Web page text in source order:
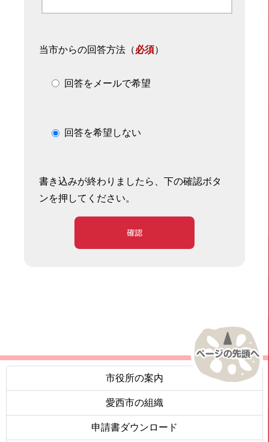
当市からの回答方法 （必須）
回答をメールで希望
回答を希望しない
書き込みが終わりましたら、下の確認ボタ
ンを押してください。
確認
市役所の案内
愛西市の組織
申請書ダウンロード